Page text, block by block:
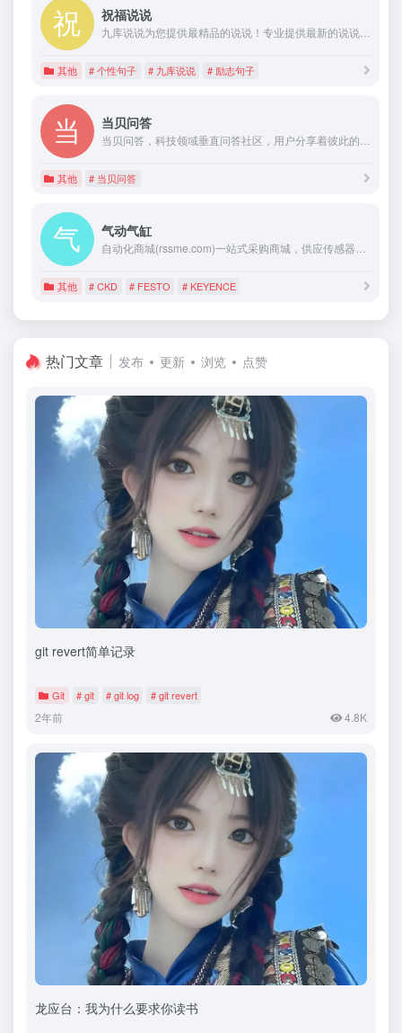
祝福说说
九库说说为您提供最精品的说说！专业提供最新的说说句子大全,包括励志、唯美、心情、个性、经典、搞笑、爱情、说说,语录,句子,短句等等。
其他 # 个性句子 # 九库说说 # 励志句子
当贝问答
当贝问答，科技领域垂直问答社区，用户分享着彼此的知识、经验和见解，共享知识，在这里提问，你将找到满意的答案。
其他 # 当贝问答
气动气缸
自动化商城(rssme.com)一站式采购商城，供应传感器，控制器，气缸，气动阀门等全新正品气动零件，为广大中小工业企业提供优质、低价格和种类齐全的自动化零件。
其他 # CKD # FESTO # KEYENCE
热门文章 发布 更新 浏览 点赞
git revert简单记录
Git # git # git log # git revert
2年前 4.8K
龙应台：我为什么要求你读书